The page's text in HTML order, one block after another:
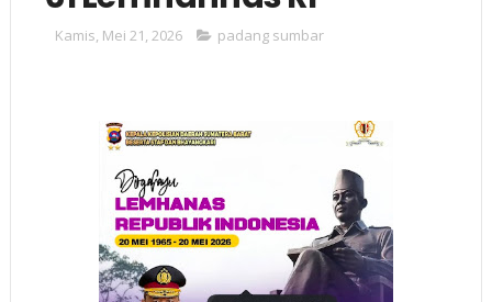
Kamis, Mei 21, 2026 padang sumbar